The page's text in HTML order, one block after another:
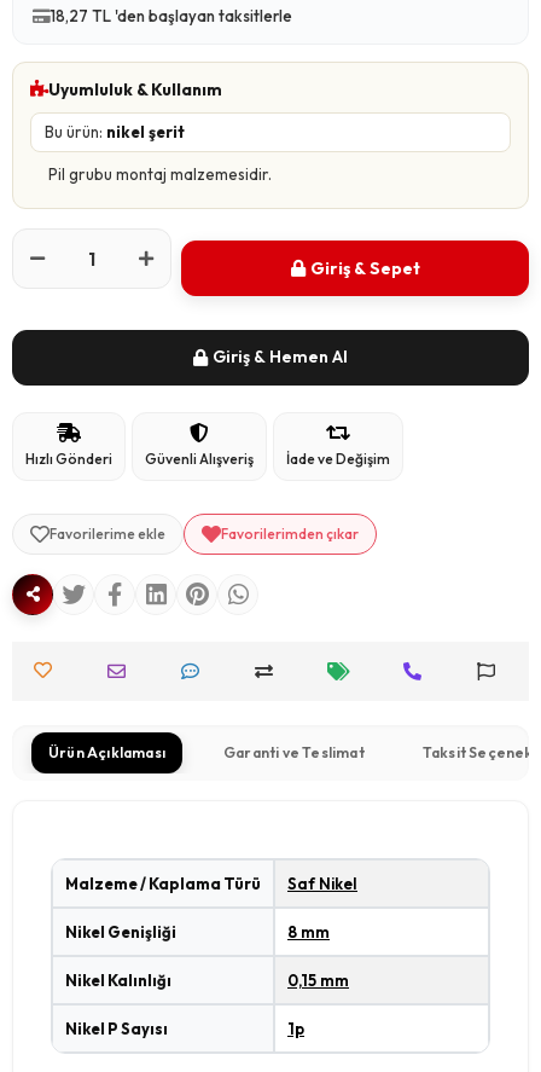
18,27 TL 'den başlayan taksitlerle
Uyumluluk & Kullanım
Bu ürün: nikel şerit
Pil grubu montaj malzemesidir.
Giriş & Sepet
Giriş & Hemen Al
Hızlı Gönderi Güvenli Alışveriş İade ve Değişim
Favorilerime ekle Favorilerimden çıkar
Ürün Açıklaması Garanti ve Teslimat Taksit
Malzeme / Kaplama Türü Saf Nikel
Nikel Genişliği 8 mm
Nikel Kalınlığı 0,15 mm
Nikel P Sayısı 1p